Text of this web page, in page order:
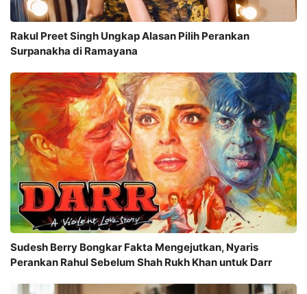
Rakul Preet Singh Ungkap Alasan Pilih Perankan
Surpanakha di Ramayana
Sudesh Berry Bongkar Fakta Mengejutkan, Nyaris
Perankan Rahul Sebelum Shah Rukh Khan untuk Darr